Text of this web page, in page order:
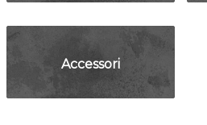
Accessori